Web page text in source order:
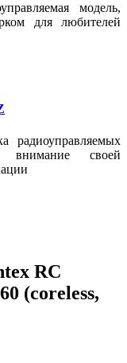
модель,
для любителей
радиоуправляемых
внимание своей
RC
(coreless,